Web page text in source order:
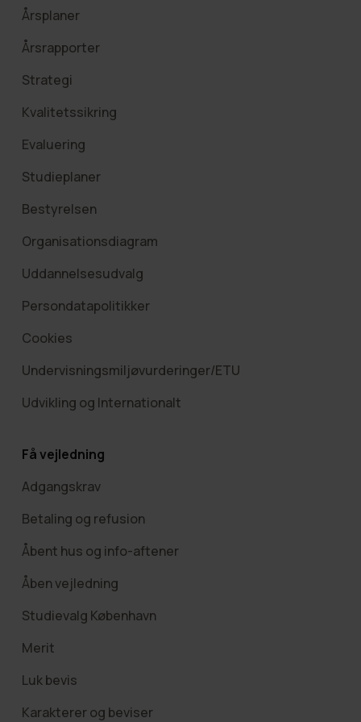
Årsplaner
Årsrapporter
Strategi
Kvalitetssikring
Evaluering
Studieplaner
Bestyrelsen
Organisationsdiagram
Uddannelsesudvalg
Persondatapolitikker
Cookies
Undervisningsmiljøvurderinger/ETU
Udvikling og Internationalt
Få vejledning
Adgangskrav
Betaling og refusion
Åbent hus og info-aftener
Åben vejledning
Studievalg København
Merit
Luk bevis
Karakterer og beviser